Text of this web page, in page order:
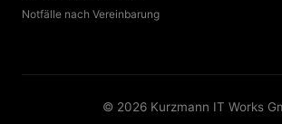
Notfälle nach Vereinbarung
© 2026 Kurzmann IT Works